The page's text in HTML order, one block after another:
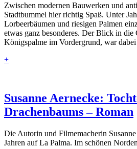
Zwischen modernen Bauwerken und
Stadtbummel hier richtig Spaß. Unter
Lorbeerbäumen und riesigen Palmen
etwas ganz besonderes. Der Blick in die
Königspalme im Vordergrund, war
+
Susanne Aernecke:
Drachenbaums – Roman
Die Autorin und Filmemacherin
Jahren auf La Palma. Im schönen